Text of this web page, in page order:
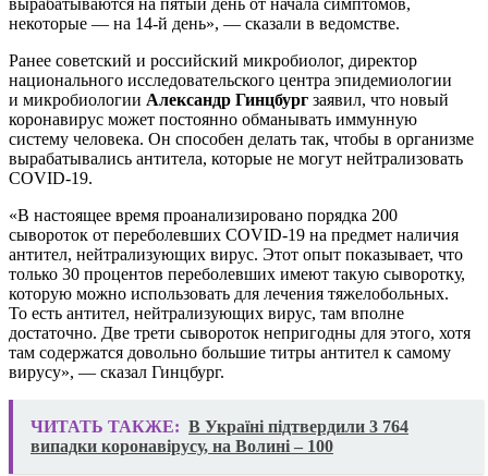
некоторые — на 14-й день», — сказали в ведомстве.
Ранее советский и российский микробиолог, директор
национального исследовательского центра эпидемиологии
и микробиологии Александр Гинцбург заявил, что новый
коронавирус может постоянно обманывать иммунную
систему человека. Он способен делать так, чтобы в организме
вырабатывались антитела, которые не могут нейтрализовать
COVID-19.
«В настоящее время проанализировано порядка 200
сывороток от переболевших COVID-19 на предмет наличия
антител, нейтрализующих вирус. Этот опыт показывает, что
только 30 процентов переболевших имеют такую сыворотку,
которую можно использовать для лечения тяжелобольных.
То есть антител, нейтрализующих вирус, там вполне
достаточно. Две трети сывороток непригодны для этого, хотя
там содержатся довольно большие титры антител к самому
вирусу», — сказал Гинцбург.
ЧИТАТЬ ТАКЖЕ: В Україні підтвердили 3 764
випадки коронавірусу, на Волині – 100